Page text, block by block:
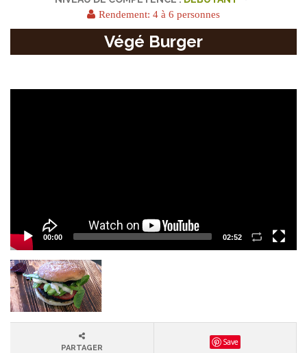
Rendement: 4 à 6 personnes
Végé Burger
00:00 02:52
PARTAGER
Save